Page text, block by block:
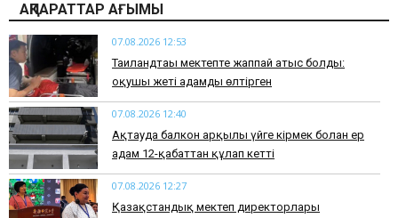
АҚПАРАТТАР АҒЫМЫ
07.08.2026 12:53
Таиландтағы мектепте жаппай атыс болды:
оқушы жеті адамды өлтірген
07.08.2026 12:40
Ақтауда балкон арқылы үйге кірмек болған ер
адам 12-қабаттан құлап кетті
07.08.2026 12:27
Қазақстандық мектеп директорлары